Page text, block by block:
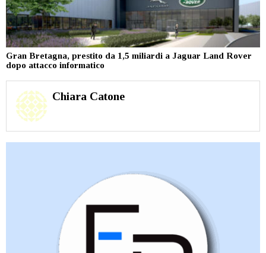
Gran Bretagna, prestito da 1,5 miliardi a Jaguar Land Rover
dopo attacco informatico
Chiara Catone